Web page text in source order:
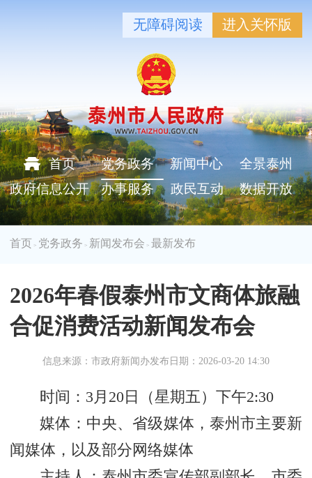
无障碍阅读 进入关怀版
首页 党务政务 新闻中心
全景泰州
政府信息公开
办事服务 政民互动 数据开放
首页 > 党务政务 > 新闻发布会 >最新发布
2026年春假泰州市文商体旅融
合促消费活动新闻发布会
信息来源：市政府新闻办发布日期：2026-03-20 14:30
时间：3月20日（星期五）下午2:30
媒体：中央、省级媒体，泰州市主要新
闻媒体，以及部分网络媒体